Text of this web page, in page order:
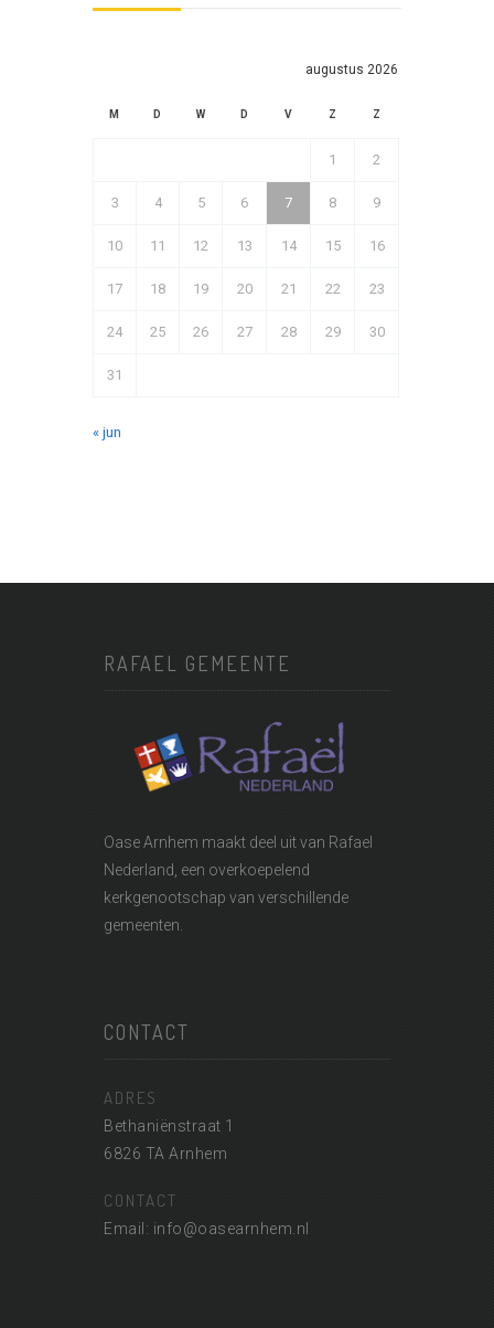
augustus 2026
M D W D V Z Z
1 2
3 4 5 6 7 8 9
10 11 12 13 14 15 16
17 18 19 20 21 22 23
24 25 26 27 28 29 30
31
« jun
RAFAEL GEMEENTE
Oase Arnhem maakt deel uit van Rafael
Nederland , een overkoepelend
kerkgenootschap van verschillende
gemeenten.
CONTACT
ADRES
Bethaniënstraat 1
6826 TA Arnhem
CONTACT
Email: info@oasearnhem.nl